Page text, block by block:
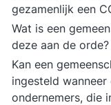
gezamenlijk een
Wat is een
deze aan de orde?
Kan een
ingesteld
ondernemers, die